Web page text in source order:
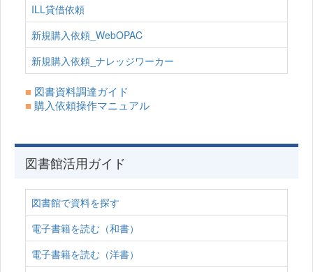
ILL貸借依頼
新規購入依頼_WebOPAC
新規購入依頼_ナレッジワーカー
■ 図書資料調達ガイド
■購入依頼操作マニュアル
図書館活用ガイド
図書館で資料を探す
電子書籍を読む（和書）
電子書籍を読む（洋書）